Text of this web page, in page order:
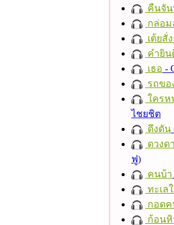
คืนจั
กล่อม
เต้ยสั่
คำยิน
เธอ -
รถขอ
ใครห
ไชยชิต
ดึงดัน
ดวงด
ฟู)
คนบ้า
ทะเล
กอดค
ก้อน